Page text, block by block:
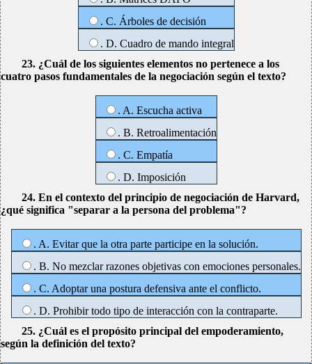
. C. Árboles de decisión
. D. Cuadro de mando integral
23. ¿Cuál de los siguientes elementos no pertenece a los
cuatro pasos fundamentales de la negociación según el texto?
. A. Escucha activa
. B. Retroalimentación
. C. Empatía
. D. Imposición
24. En el contexto del principio de negociación de Harvard,
¿qué significa "separar a la persona del problema"?
. A. Evitar que la otra parte participe en la solución.
. B. No mezclar razones objetivas con emociones personales.
. C. Adoptar una postura defensiva ante el conflicto.
. D. Prohibir todo tipo de interacción con la contraparte.
25. ¿Cuál es el propósito principal del empoderamiento,
según la definición del texto?